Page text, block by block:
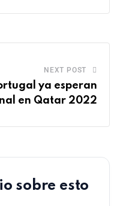
NEXT POST
ya esperan
en Qatar 2022
sobre esto